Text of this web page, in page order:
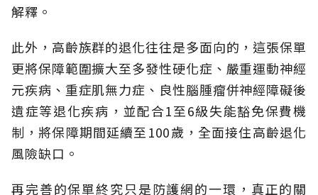
解釋。
此外，高齡族群的退化往往是多面向的，這張保單
更將保障範圍擴大至多發性硬化症、嚴重運動神經
元疾病、重症肌無力症、良性腦腫瘤併神經障礙後
遺症等退化疾病，並配合1至6級失能豁免保費機
制，將保障期間延續至100歲，全面接住高齡退化
風險缺口。
再完善的保單終究只是防護網的一環，真正的關